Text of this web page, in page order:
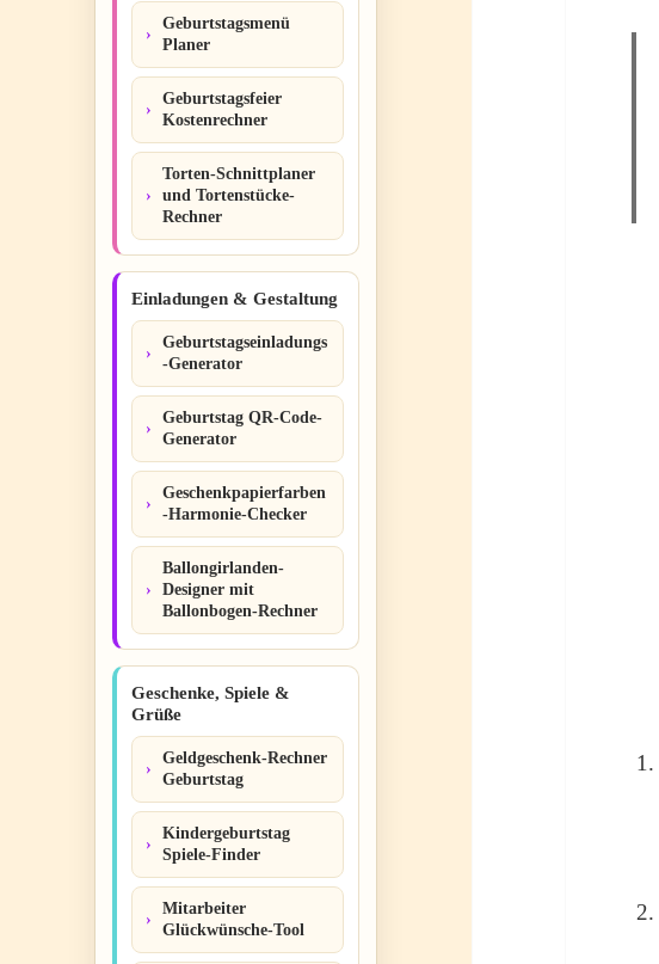
Geburtstagsmenü
Planer
Geburtstagsfeier
Kostenrechner
Torten-Schnittplaner
und Tortenstücke-
Rechner
Einladungen & Gestaltung
Geburtstagseinladungs
-Generator
Geburtstag QR-Code-
Generator
Geschenkpapierfarben
-Harmonie-Checker
Ballongirlanden-
Designer mit
Ballonbogen-Rechner
Geschenke, Spiele &
Grüße
Geldgeschenk-Rechner
Geburtstag
Kindergeburtstag
Spiele-Finder
Mitarbeiter
Glückwünsche-Tool